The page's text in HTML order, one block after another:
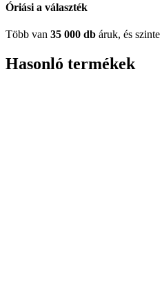
Óriási a választék
Több van 35 000 db áruk, és szinte
Hasonló termékek